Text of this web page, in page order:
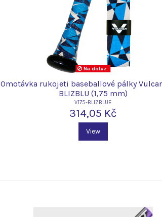
Na dotaz.
Omotávka rukojeti baseballové pálky
BLIZBLU (1,75 mm)
V175-BLIZBLUE
314,05 Kč
View